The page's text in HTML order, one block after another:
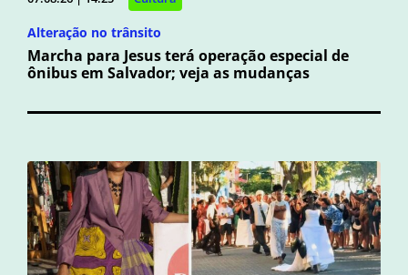
Alteração no trânsito
Marcha para Jesus terá operação especial de
ônibus em Salvador; veja as mudanças